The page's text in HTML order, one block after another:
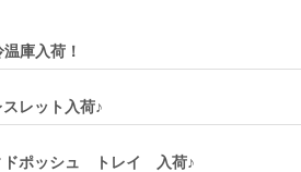
庫入荷！
レット入荷♪
ドポッシュ トレイ 入荷♪